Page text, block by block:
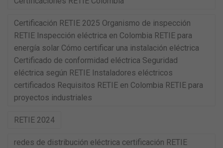
Certificación RETIE 2025 Organismo de inspección
RETIE Inspección eléctrica en Colombia RETIE para
energía solar Cómo certificar una instalación eléctrica
Certificado de conformidad eléctrica Seguridad
eléctrica según RETIE Instaladores eléctricos
certificados Requisitos RETIE en Colombia RETIE para
proyectos industriales
RETIE 2024
redes de distribución eléctrica certificación RETIE